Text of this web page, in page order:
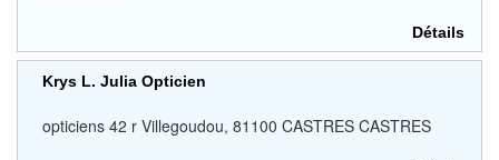
Détails
Krys L. Julia Opticien
opticiens 42 r Villegoudou, 81100 CASTRES CASTRES